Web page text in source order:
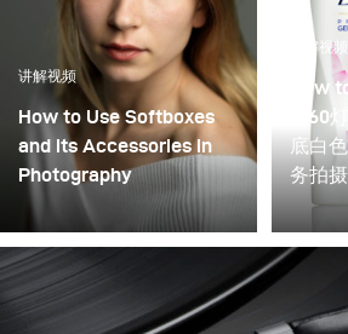
讲解视频
How to Use Softboxes
and its Accessories in
Photography
讲解视频
How
F160
底白
务拍摄
品摄
它会